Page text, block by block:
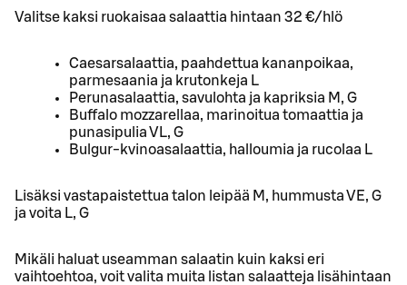
Valitse kaksi ruokaisaa salaattia hintaan 32 €/hlö
Caesarsalaattia, paahdettua kananpoikaa,
parmesaania ja krutonkeja L
Perunasalaattia, savulohta ja kapriksia M, G
Buffalo mozzarellaa, marinoitua tomaattia ja
punasipulia VL, G
Bulgur-kvinoasalaattia, halloumia ja rucolaa L
Lisäksi vastapaistettua talon leipää M, hummusta VE, G
ja voita L, G
Mikäli haluat useamman salaatin kuin kaksi eri
vaihtoehtoa, voit valita muita listan salaatteja lisähintaan